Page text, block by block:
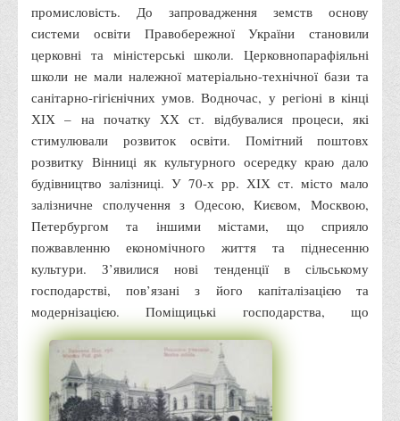
Міжнародні проєкти
Корисні посилання
Навчально-методичний
З організації виховної та культурно-мистецької роботи
студентів
Технічних засобів навчання
Редакційно-видавничий
Центри
Розвитку кар’єри
Ресурсний центр зі сталого розвитку
Моніторингу якості освітнього процесу та інноваційного
розвитку
Грантових проєктів
Грантові проєкти ВТЕІ ДТЕУ
Підтримки технологій та інновацій (TISC)
промисловість. До запровадження земств основу
системи освіти Правобережної України становили
церковні та міністерські школи. Церковнопарафіяльні
школи не мали належної матеріально-технічної бази та
санітарно-гігієнічних умов. Водночас, у регіоні в кінці
ХІХ – на початку ХХ ст. відбувалися процеси, які
стимулювали розвиток освіти. Помітний поштовх
розвитку Вінниці як культурного осередку краю дало
будівництво залізниці. У 70-х рр. ХІХ ст. місто мало
залізничне сполучення з Одесою, Києвом, Москвою,
Петербургом та іншими містами, що сприяло
пожвавленню економічного життя та піднесенню
культури. З’явилися нові тенденції в сільському
господарстві, пов’язані з його капіталізацією та
модернізацією.Поміщицькі господарства, що